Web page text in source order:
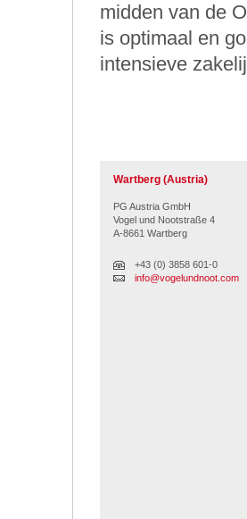
midden van de
is optimaal en
intensieve
Wartberg (Austria)
PG Austria GmbH
Vogel und Nootstraße 4
A-8661 Wartberg
+43 (0) 3858 601-0
info@vogelundnoot.com